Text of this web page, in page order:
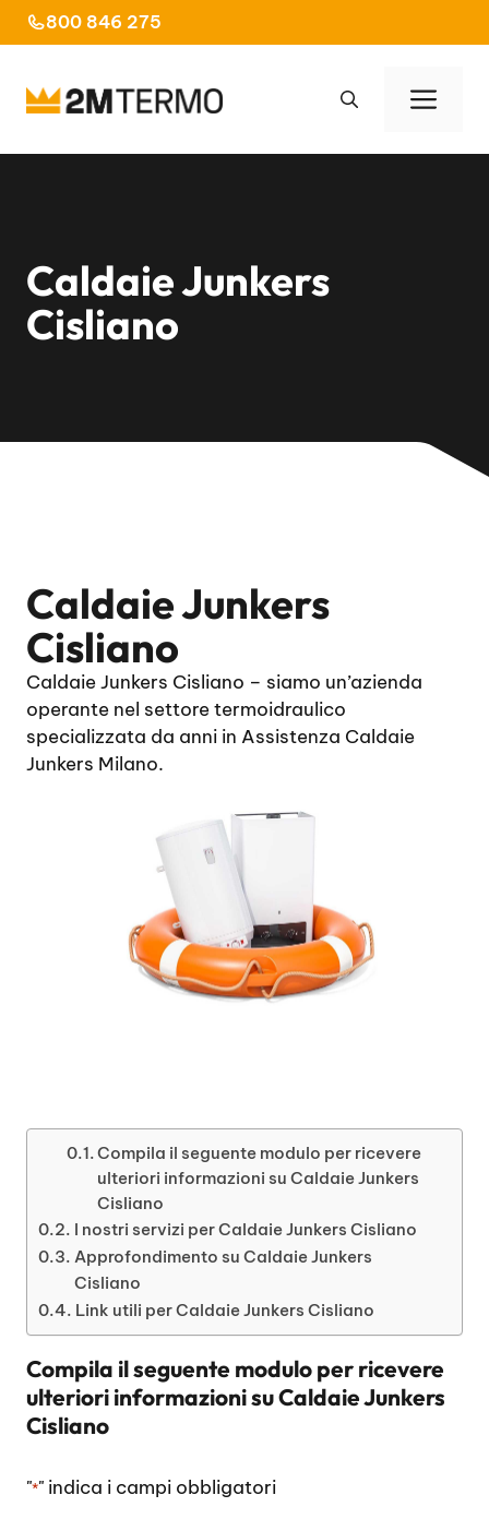
al
800 846 275
Caldaie Junkers
Cisliano
Caldaie Junkers
Cisliano
Caldaie Junkers Cisliano – siamo un’azienda
operante nel settore termoidraulico
specializzata da anni in Assistenza Caldaie
Junkers Milano.
Compila il seguente modulo per ricevere
ulteriori informazioni su Caldaie Junkers
Cisliano
I nostri servizi per Caldaie Junkers Cisliano
Approfondimento su Caldaie Junkers
Cisliano
Link utili per Caldaie Junkers Cisliano
Compila il seguente modulo per ricevere
ulteriori informazioni suCaldaie Junkers
Cisliano
"*" indica i campi obbligatori